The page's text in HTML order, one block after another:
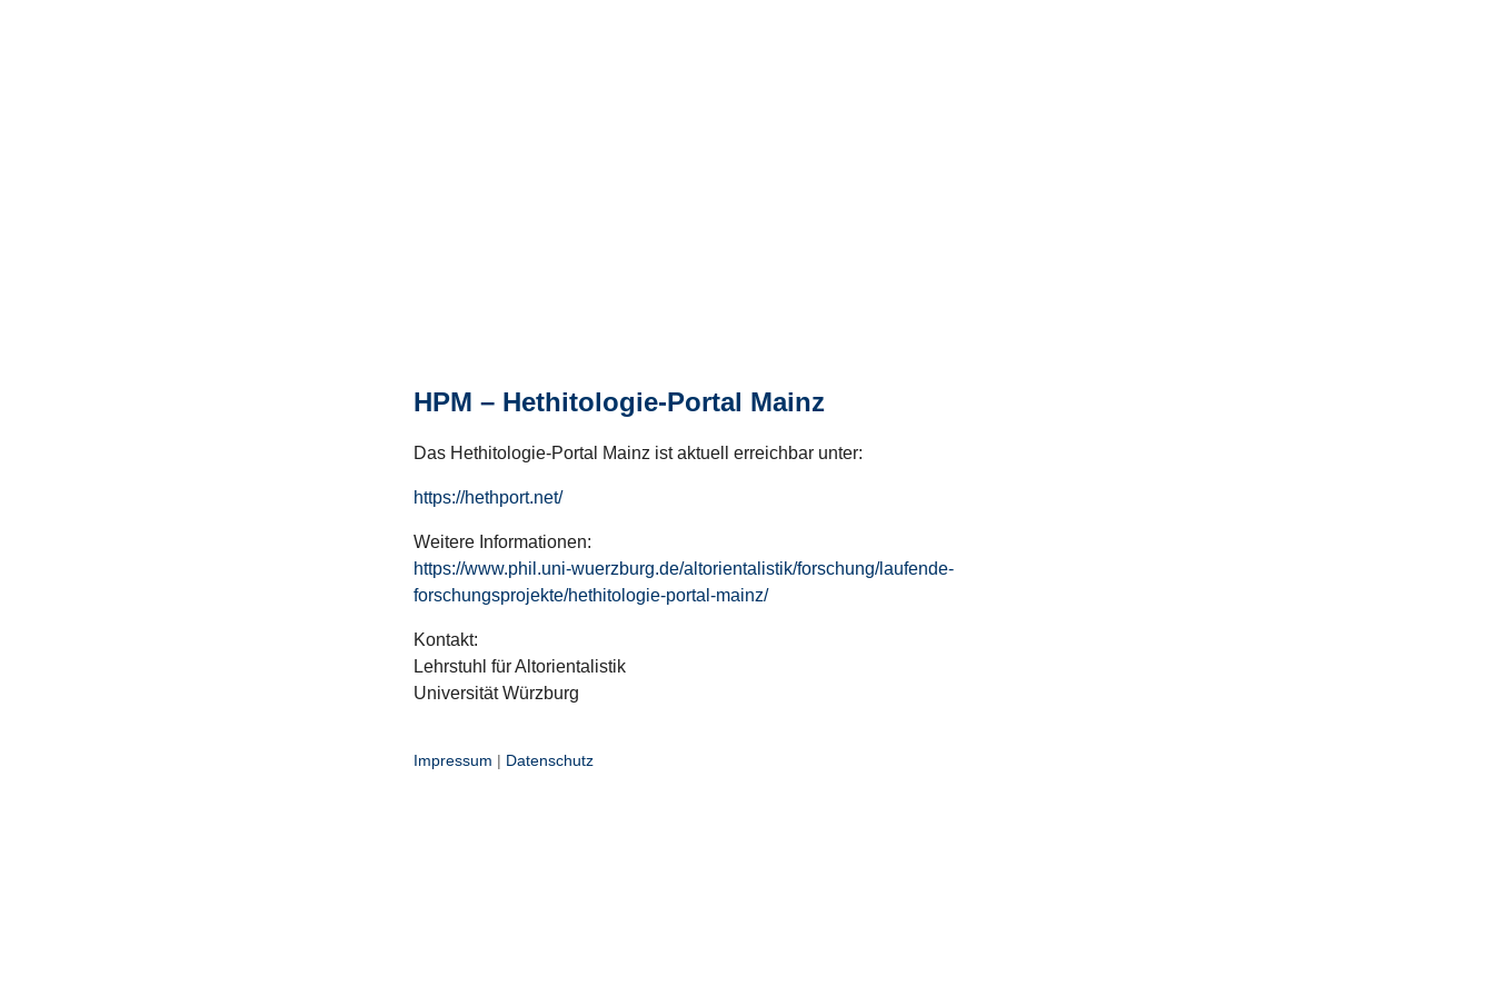
HPM – Hethitologie-Portal Mainz
Das Hethitologie-Portal Mainz ist aktuell erreichbar unter:
https://hethport.net/
Weitere Informationen:
https://www.phil.uni-wuerzburg.de/altorientalistik/forschung/laufende-
forschungsprojekte/hethitologie-portal-mainz/
Kontakt:
Lehrstuhl für Altorientalistik
Universität Würzburg
Impressum | Datenschutz